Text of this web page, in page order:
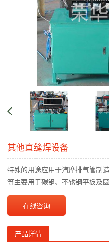
其他直缝焊设备
特殊的用途应用于汽摩排气管制
等主要用于碳钢、不锈钢平板及
在线咨询
产品详情